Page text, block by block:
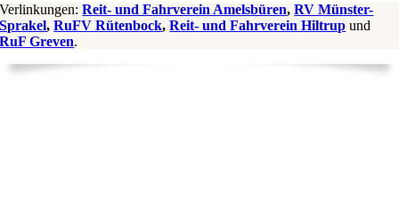
Verlinkungen:Reit- und Fahrverein Amelsbüren,RV Münster-
Sprakel,RuFV Rütenbock,Reit- und Fahrverein Hiltrup und
RuF Greven.